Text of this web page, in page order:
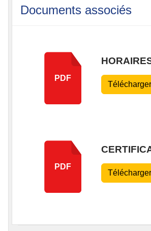
Documents associés
PDF
PDF